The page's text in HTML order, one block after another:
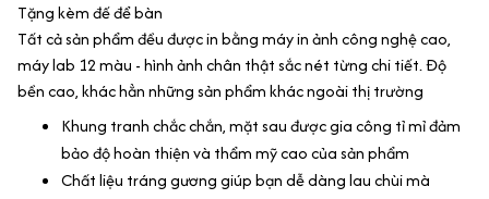
Tặng kèm đế để bàn
Tất cả sản phẩm đều được in bằng máy in ảnh công nghệ cao,
máy lab 12 màu - hình ảnh chân thật sắc nét từng chi tiết. Độ
bền cao, khác hẳn những sản phẩm khác ngoài thị trường
Khung tranh chắc chắn, mặt sau được gia công tỉ mỉ đảm
bảo độ hoàn thiện và thẩm mỹ cao của sản phẩm
Chất liệu tráng gương giúp bạn dễ dàng lau chùi mà